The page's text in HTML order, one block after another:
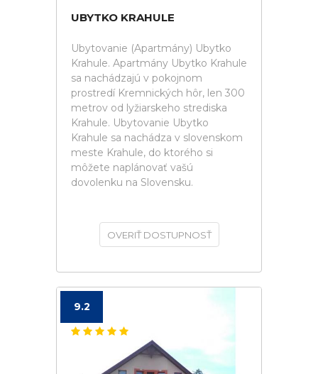
UBYTKO KRAHULE
Ubytovanie (Apartmány) Ubytko
Krahule. Apartmány Ubytko Krahule
sa nachádzajú v pokojnom
prostredí Kremnických hôr, len 300
metrov od lyžiarskeho strediska
Krahule. Ubytovanie Ubytko
Krahule sa nachádza v slovenskom
meste Krahule, do ktorého si
môžete naplánovať vašú
dovolenku na Slovensku.
OVERIŤ DOSTUPNOSŤ
9.2